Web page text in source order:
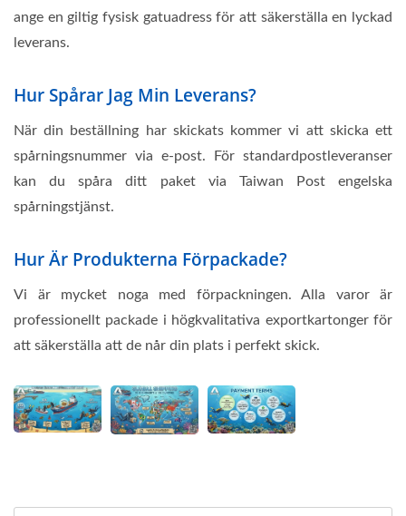
ange en giltig fysisk gatuadress för att säkerställa en lyckad
leverans.
Hur Spårar Jag Min Leverans?
När din beställning har skickats kommer vi att skicka ett
spårningsnummer via e-post. För standardpostleveranser
kan du spåra ditt paket via Taiwan Post engelska
spårningstjänst.
Hur Är Produkterna Förpackade?
Vi är mycket noga med förpackningen. Alla varor är
professionellt packade i högkvalitativa exportkartonger för
att säkerställa att de når din plats i perfekt skick.